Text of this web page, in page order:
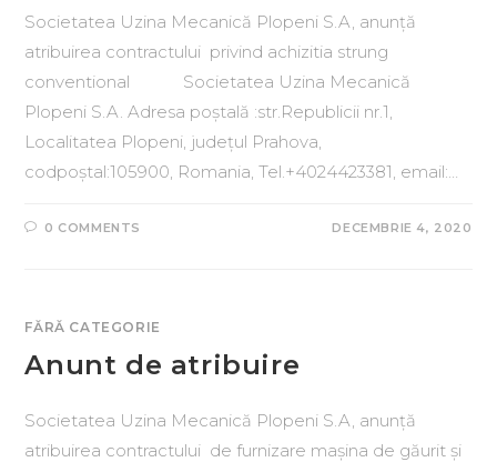
Societatea Uzina Mecanică Plopeni S.A, anunță
atribuirea contractului privind achizitia strung
conventional Societatea Uzina Mecanică
Plopeni S.A. Adresa poștală :str.Republicii nr.1,
Localitatea Plopeni, județul Prahova,
codpoștal:105900, Romania, Tel.+4024423381, email:…
0 COMMENTS DECEMBRIE 4, 2020
FĂRĂ CATEGORIE
Anunt de atribuire
Societatea Uzina Mecanică Plopeni S.A, anunță
atribuirea contractului de furnizare mașina de găurit și